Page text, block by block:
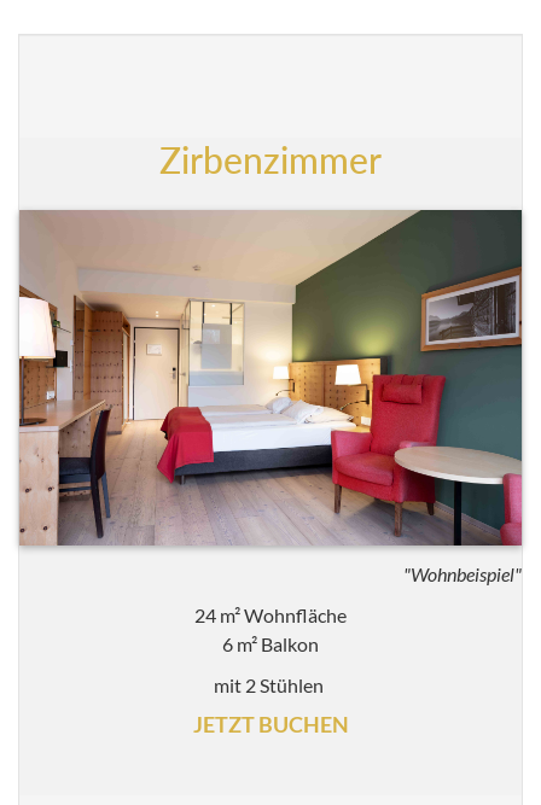
Zirbenzimmer
"Wohnbeispiel"
24 m² Wohnfläche
6 m² Balkon
mit 2 Stühlen
JETZT BUCHEN